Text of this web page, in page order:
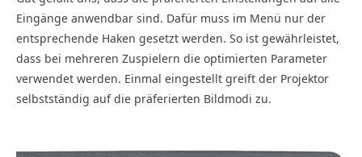
Eingänge anwendbar sind. Dafür muss im Menü nur der
entsprechende Haken gesetzt werden. So ist gewährleistet,
dass bei mehreren Zuspielern die optimierten Parameter
verwendet werden. Einmal eingestellt greift der Projektor
selbstständig auf die präferierten Bildmodi zu.